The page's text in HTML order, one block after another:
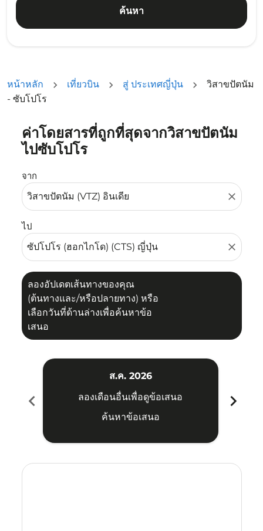
ค้นหา
หน้าหลัก เที่ยวบิน สู่ ประเทศญี่ปุ่น
วิสาขปัตนัม
- ซับโปโร
ค่าโดยสารที่ถูกที่สุดจากวิสาขปัตนัม
ไปซับโปโร
จาก
close
ไป
close
ลองอัปเดตเส้นทางของคุณ
(ต้นทางและ/หรือปลายทาง) หรือ
เลือกวันที่ด้านล่างเพื่อค้นหาข้อ
เสนอ
ลองอัปเดตเส้นทางของคุณ (ต้นทางและ/หรือปลายทาง) หรื
chevron_left
ส.ค. 2026
ลองเดือนอื่นเพื่อดูข้อเสนอ
ค้นหาข้อเสนอ
chevron_right